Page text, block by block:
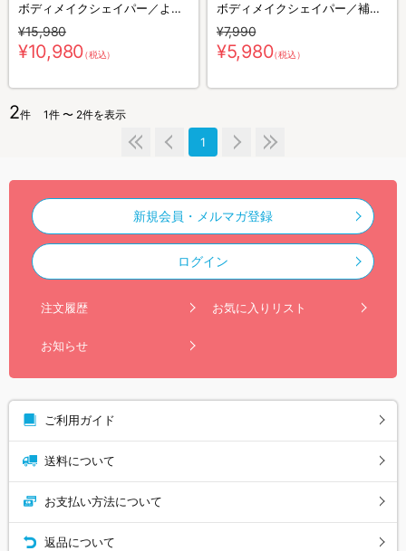
ボディメイクシェイパー／より
どり2枚セット／補整キャミソ
ール／1枚4役
¥15,980
¥10,980（税込）
ボディメイクシェイパー／補整
キャミソール／1枚4役
¥7,990
¥5,980（税込）
2件 1件 〜 2件を表示
1
新規会員・メルマガ登録
ログイン
注文履歴 お気に入りリスト
お知らせ
ご利用ガイド
送料について
お支払い方法について
返品について